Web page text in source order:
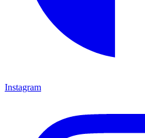
Instagram